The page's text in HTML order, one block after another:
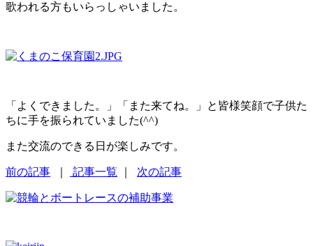
歌われる方もいらっしゃいました。
「よくできました。」「また来てね。」と皆様笑顔で子供た
ちに手を振られていました(^^)
また交流のできる日が楽しみです。
前の記事 記事一覧 次の記事